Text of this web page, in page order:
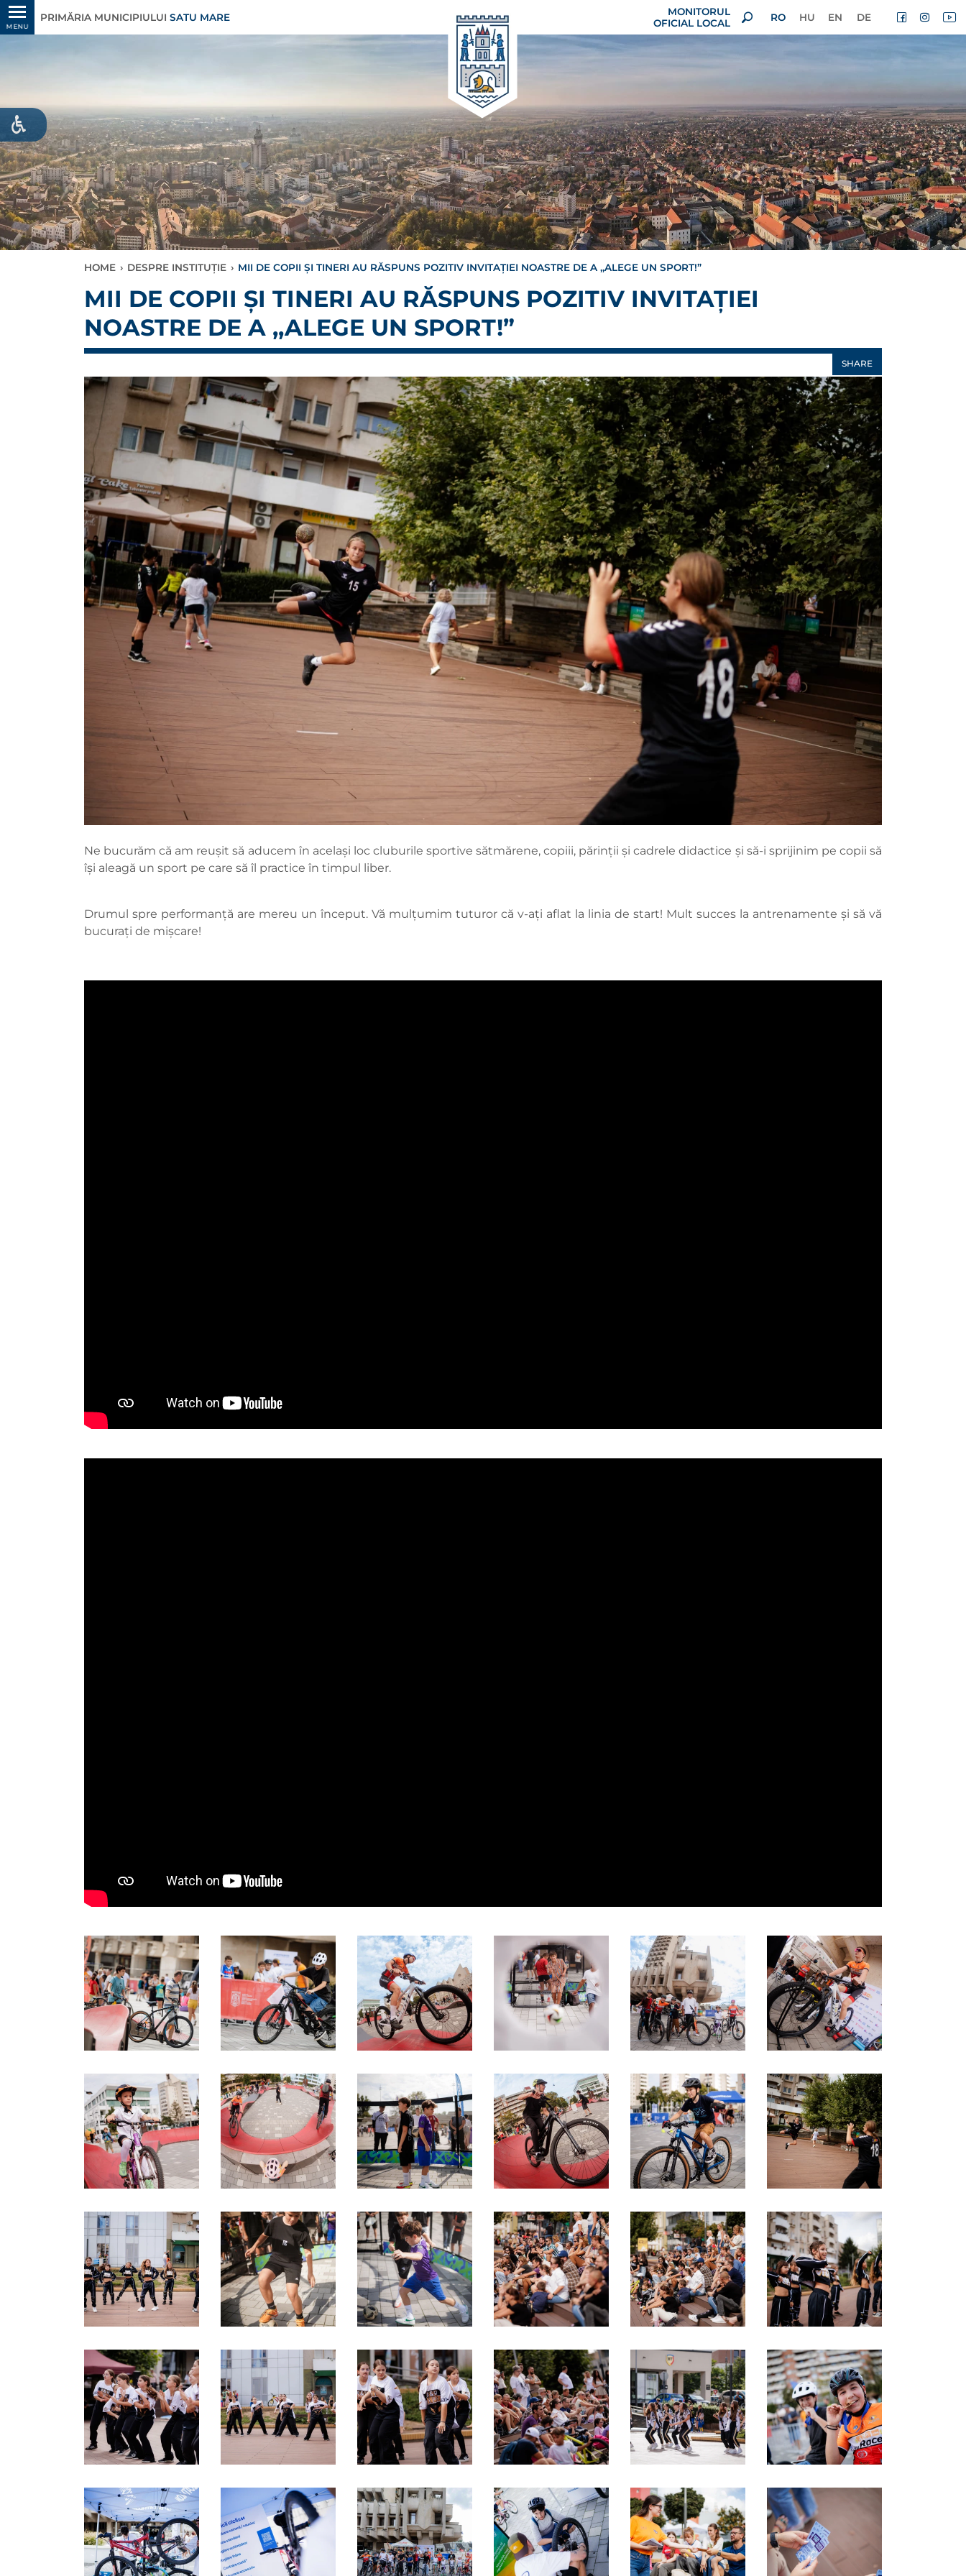
MENU
PRIMĂRIA MUNICIPIULUI SATU MARE
MONITORUL
OFICIAL LOCAL
RO HU EN DE
HOME › DESPRE INSTITUȚIE › MII DE COPII ȘI TINERI AU RĂSPUNS POZITIV INVITAȚIEI NOASTRE DE A ,,ALEGE UN SPORT!”
MII DE COPII ȘI TINERI AU RĂSPUNS POZITIV INVITAȚIEI
NOASTRE DE A ,,ALEGE UN SPORT!”
SHARE
Ne bucurăm că am reușit să aducem în același loc cluburile sportive sătmărene, copiii, părinții și cadrele didactice și să-i sprijinim pe copii să
își aleagă un sport pe care să îl practice în timpul liber.
Drumul spre performanță are mereu un început. Vă mulțumim tuturor că v-ați aflat la linia de start! Mult succes la antrenamente și să vă
bucurați de mișcare!